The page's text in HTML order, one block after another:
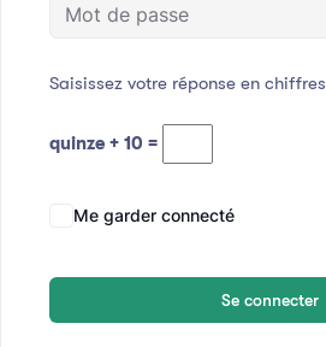
Saisissez votre réponse en chiffres
quinze + 10 =
Me garder connecté
Se connecter